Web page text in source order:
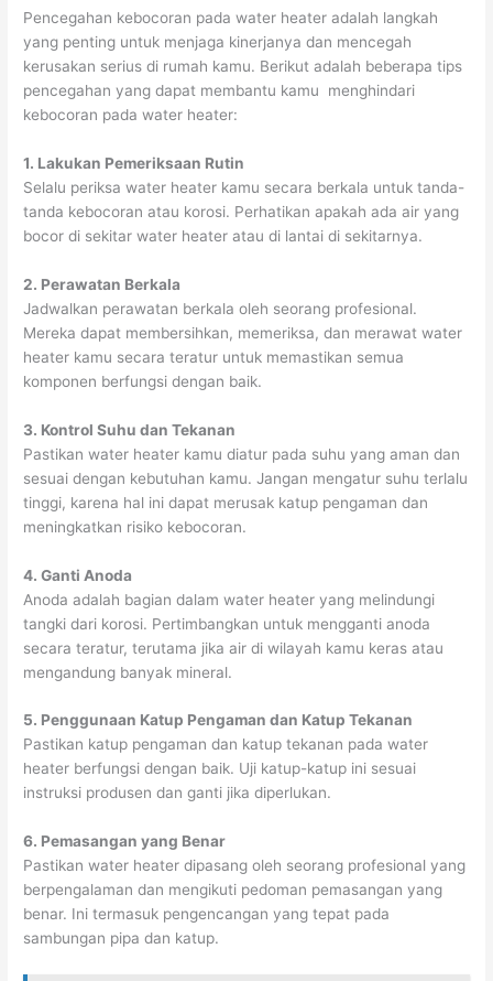
Pencegahan kebocoran pada water heater adalah langkah
yang penting untuk menjaga kinerjanya dan mencegah
kerusakan serius di rumah kamu. Berikut adalah beberapa tips
pencegahan yang dapat membantu kamu menghindari
kebocoran pada water heater:
1. Lakukan Pemeriksaan Rutin
Selalu periksa water heater kamu secara berkala untuk tanda-
tanda kebocoran atau korosi. Perhatikan apakah ada air yang
bocor di sekitar water heater atau di lantai di sekitarnya.
2. Perawatan Berkala
Jadwalkan perawatan berkala oleh seorang profesional.
Mereka dapat membersihkan, memeriksa, dan merawat water
heater kamu secara teratur untuk memastikan semua
komponen berfungsi dengan baik.
3. Kontrol Suhu dan Tekanan
Pastikan water heater kamu diatur pada suhu yang aman dan
sesuai dengan kebutuhan kamu. Jangan mengatur suhu terlalu
tinggi, karena hal ini dapat merusak katup pengaman dan
meningkatkan risiko kebocoran.
4. Ganti Anoda
Anoda adalah bagian dalam water heater yang melindungi
tangki dari korosi. Pertimbangkan untuk mengganti anoda
secara teratur, terutama jika air di wilayah kamu keras atau
mengandung banyak mineral.
5. Penggunaan Katup Pengaman dan Katup Tekanan
Pastikan katup pengaman dan katup tekanan pada water
heater berfungsi dengan baik. Uji katup-katup ini sesuai
instruksi produsen dan ganti jika diperlukan.
6. Pemasangan yang Benar
Pastikan water heater dipasang oleh seorang profesional yang
berpengalaman dan mengikuti pedoman pemasangan yang
benar. Ini termasuk pengencangan yang tepat pada
sambungan pipa dan katup.